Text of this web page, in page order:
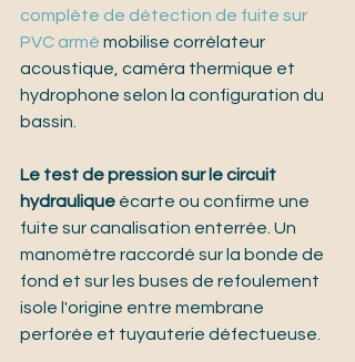
complète de détection de fuite sur
PVC armé mobilise corrélateur
acoustique, caméra thermique et
hydrophone selon la configuration du
bassin.
Le test de pression sur le circuit
hydraulique écarte ou confirme une
fuite sur canalisation enterrée. Un
manomètre raccordé sur la bonde de
fond et sur les buses de refoulement
isole l'origine entre membrane
perforée et tuyauterie défectueuse.